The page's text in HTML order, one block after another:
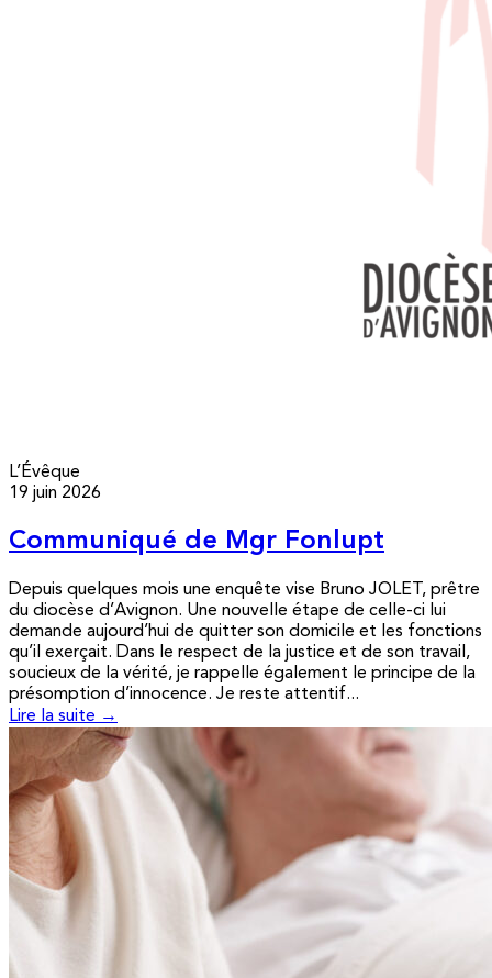
L’Évêque
19 juin 2026
Communiqué de Mgr Fonlupt
Depuis quelques mois une enquête vise Bruno JOLET, prêtre
du diocèse d’Avignon. Une nouvelle étape de celle-ci lui
demande aujourd’hui de quitter son domicile et les fonctions
qu’il exerçait. Dans le respect de la justice et de son travail,
soucieux de la vérité, je rappelle également le principe de la
présomption d’innocence. Je reste attentif...
Lire la suite →